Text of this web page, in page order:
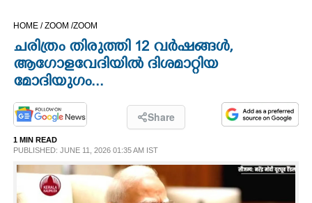
OPINION
PHOTOS
LIFESTYLE
SPIRITUAL
HOME /ZOOM /ZOOM
ചരിത്രം തിരുത്തി 12 വർഷങ്ങൾ,
ആഗോളവേദിയിൽ ദിശമാറ്റിയ
മോദിയുഗം...
Share
1 MIN READ
PUBLISHED: JUNE 11, 2026 01:35 AM IST